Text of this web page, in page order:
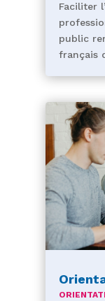
Faciliter
public
français